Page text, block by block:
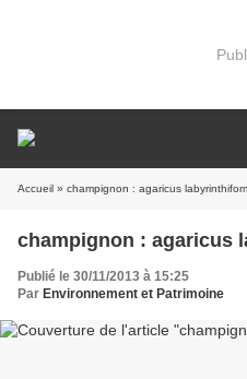
Accueil » champignon : agaricus
champignon : agaricus
Publié le 30/11/2013 à 15:25
Par Environnement et Patrimoine